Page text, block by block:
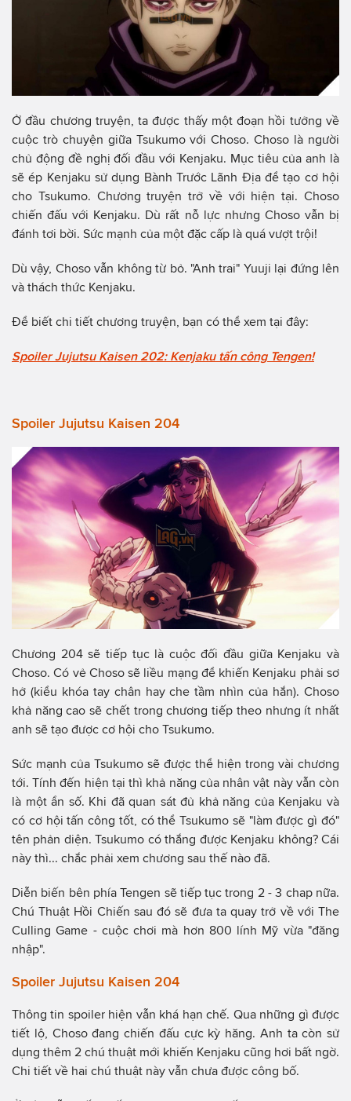
Ở đầu chương truyện, ta được thấy một đoạn hồi tưởng về
cuộc trò chuyện giữa Tsukumo với Choso. Choso là người
chủ động đề nghị đối đầu với Kenjaku. Mục tiêu của anh là
sẽ ép Kenjaku sử dụng Bành Trước Lãnh Địa để tạo cơ hội
cho Tsukumo. Chương truyện trở về với hiện tại. Choso
chiến đấu với Kenjaku. Dù rất nỗ lực nhưng Choso vẫn bị
đánh tơi bời. Sức mạnh của một đặc cấp là quá vượt trội!
Dù vậy, Choso vẫn không từ bỏ. "Anh trai" Yuuji lại đứng lên
và thách thức Kenjaku.
Để biết chi tiết chương truyện, bạn có thể xem tại đây:
Spoiler Jujutsu Kaisen 202: Kenjaku tấn công Tengen!
Spoiler Jujutsu Kaisen 204
Chương 204 sẽ tiếp tục là cuộc đối đầu giữa Kenjaku và
Choso. Có vẻ Choso sẽ liều mạng để khiến Kenjaku phải sơ
hở (kiểu khóa tay chân hay che tầm nhìn của hắn). Choso
khả năng cao sẽ chết trong chương tiếp theo nhưng ít nhất
anh sẽ tạo được cơ hội cho Tsukumo.
Sức mạnh của Tsukumo sẽ được thể hiện trong vài chương
tới. Tính đến hiện tại thì khả năng của nhân vật này vẫn còn
là một ẩn số. Khi đã quan sát đủ khả năng của Kenjaku và
có cơ hội tấn công tốt, có thể Tsukumo sẽ "làm được gì đó"
tên phản diện. Tsukumo có thắng được Kenjaku không? Cái
này thì... chắc phải xem chương sau thế nào đã.
Diễn biến bên phía Tengen sẽ tiếp tục trong 2 - 3 chap nữa.
Chú Thuật Hồi Chiến sau đó sẽ đưa ta quay trở về với The
Culling Game - cuộc chơi mà hơn 800 lính Mỹ vừa "đăng
nhập".
Spoiler Jujutsu Kaisen 204
Thông tin spoiler hiện vẫn khá hạn chế. Qua những gì được
tiết lộ, Choso đang chiến đấu cực kỳ hăng. Anh ta còn sử
dụng thêm 2 chú thuật mới khiến Kenjaku cũng hơi bất ngờ.
Chi tiết về hai chú thuật này vẫn chưa được công bố.